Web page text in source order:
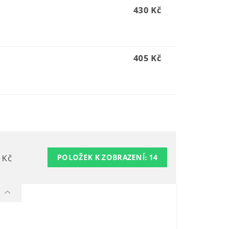
430 Kč
405 Kč
Kč POLOŽEK K ZOBRAZENÍ: 14